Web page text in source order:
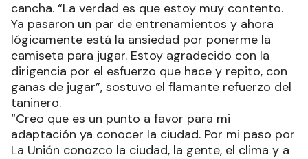
cancha. “La verdad es que estoy muy contento.
Ya pasaron un par de entrenamientos y ahora
lógicamente está la ansiedad por ponerme la
camiseta para jugar. Estoy agradecido con la
dirigencia por el esfuerzo que hace y repito, con
ganas de jugar”, sostuvo el flamante refuerzo del
taninero.
“Creo que es un punto a favor para mi
adaptación ya conocer la ciudad. Por mi paso por
La Unión conozco la ciudad, la gente, el clima y a